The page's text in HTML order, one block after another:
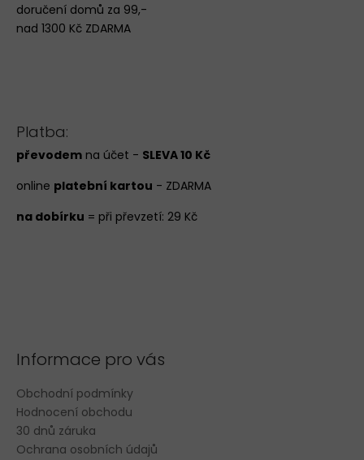
doručení domů za 99,-
nad 1300 Kč ZDARMA
Platba:
převodem na účet - SLEVA 10 Kč
online platební kartou - ZDARMA
na dobírku = při převzetí: 29 Kč
Informace pro vás
Obchodní podmínky
Hodnocení obchodu
30 dnů záruka
Ochrana osobních údajů